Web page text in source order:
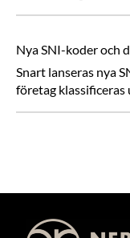
Nya SNI-koder och
Snart lanseras nya
företag